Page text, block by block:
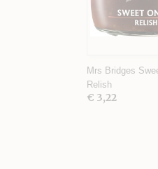
Mrs Bridges
Relish
€ 3,22